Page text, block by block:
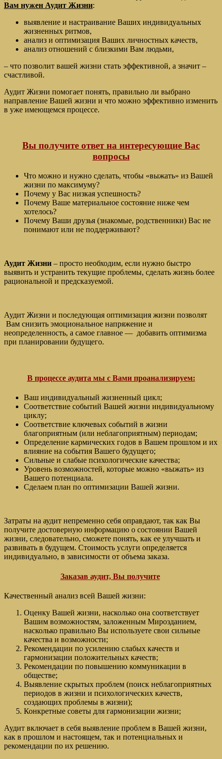
Вам нужен Аудит Жизни:
выявление и настраивание Ваших индивидуальных
жизненных ритмов,
анализ и оптимизация Ваших личностных качеств,
анализ отношений с близкими Вам людьми,
– что позволит вашей жизни стать эффективной, а значит –
счастливой.
Аудит Жизни помогает понять, правильно ли выбрано
направление Вашей жизни и что можно эффективно изменить
в уже имеющемся процессе.
Вы получите ответ на интересующие Вас
вопросы
Что можно и нужно сделать, чтобы «выжать» из Вашей
жизни по максимуму?
Почему у Вас низкая успешность?
Почему Ваше материальное состояние ниже чем
хотелось?
Почему Ваши друзья (знакомые, родственники) Вас не
понимают или не поддерживают?
Аудит Жизни – просто необходим, если нужно быстро
выявить и устранить текущие проблемы, сделать жизнь более
рациональной и предсказуемой.
Аудит Жизни и последующая оптимизация жизни позволят
Вам снизить эмоциональное напряжение и
неопределенность, а самое главное — добавить оптимизма
при планировании будущего.
В процессе аудита мы с Вами проанализируем:
Ваш индивидуальный жизненный цикл;
Соответствие событий Вашей жизни индивидуальному
циклу;
Соответствие ключевых событий в жизни
благоприятным (или неблагоприятным) периодам;
Определение кармических годов в Вашем прошлом и их
влияние на события Вашего будущего;
Сильные и слабые психологические качества;
Уровень возможностей, которые можно «выжать» из
Вашего потенциала.
Сделаем план по оптимизации Вашей жизни.
Затраты на аудит непременно себя оправдают, так как Вы
получите достоверную информацию о состоянии Вашей
жизни, следовательно, сможете понять, как ее улучшать и
развивать в будущем. Стоимость услуги определяется
индивидуально, в зависимости от объема заказа.
Заказав аудит, Вы получите
Качественный анализ всей Вашей жизни:
Оценку Вашей жизни, насколько она соответствует
Вашим возможностям, заложенным Мирозданием,
насколько правильно Вы используете свои сильные
качества и возможности;
Рекомендации по усилению слабых качеств и
гармонизации положительных качеств;
Рекомендации по повышению коммуникации в
обществе;
Выявление скрытых проблем (поиск неблагоприятных
периодов в жизни и психологических качеств,
создающих проблемы в жизни);
Конкретные советы для гармонизации жизни;
Аудит включает в себя выявление проблем в Вашей жизни,
как в прошлом и настоящем, так и потенциальных и
рекомендации по их решению.